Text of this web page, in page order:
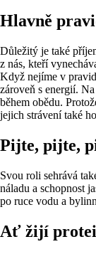
Hlavně
Důležitý je také
z nás, kteří
Když nejíme v
zároveň s energií.
během obědu.
jejich strávení také
Pijte, pijte,
Svou roli sehrává
náladu a schopnost
po ruce vodu a
Ať žijí